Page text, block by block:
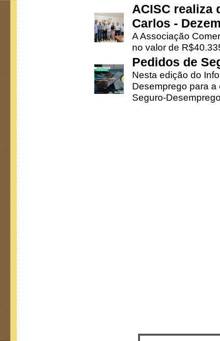
ACISC realiza
Carlos -
A Associação
no valor de
Pedidos de
Nesta edição do
Desemprego para
Seguro-